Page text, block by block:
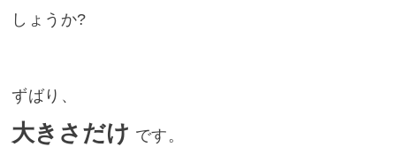
しょうか?
ずばり、
大きさだけ です。